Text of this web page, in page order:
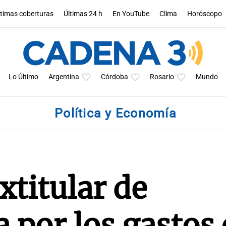
coberturas Últimas 24 h En YouTube Clima Horóscopo
Lo Último Argentina Córdoba Rosario Mundo
Política y Economía
de